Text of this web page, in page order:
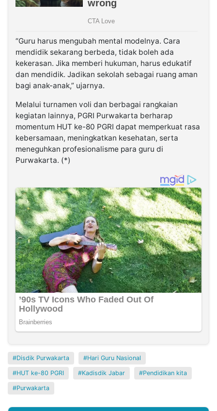
“Guru harus mengubah mental modelnya. Cara
mendidik sekarang berbeda, tidak boleh ada
kekerasan. Jika memberi hukuman, harus edukatif
dan mendidik. Jadikan sekolah sebagai ruang aman
bagi anak-anak,” ujarnya.
Melalui turnamen voli dan berbagai rangkaian
kegiatan lainnya, PGRI Purwakarta berharap
momentum HUT ke-80 PGRI dapat memperkuat rasa
kebersamaan, meningkatkan kesehatan, serta
meneguhkan profesionalisme para guru di
Purwakarta. (*)
Disdik Purwakarta Hari Guru Nasional
HUT ke-80 PGRI Kadisdik Jabar Pendidikan kita
Purwakarta